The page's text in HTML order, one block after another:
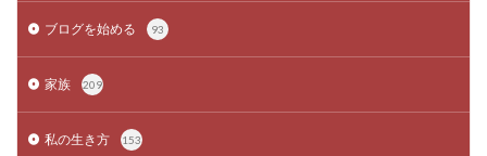
ブログを始める 93
家族 209
私の生き方 153